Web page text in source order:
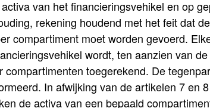
van het financieringsvehikel en op
rekening houdend met het feit dat
compartiment moet worden gevoerd.
wordt, ten aanzien van
compartimenten toegerekend. De
In afwijking van de artikelen 7 en
de activa van een bepaald